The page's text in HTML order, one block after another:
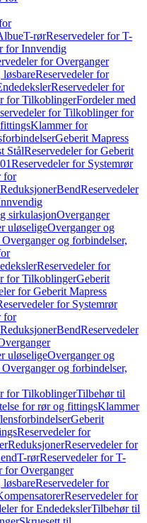
T-rørReservedeler for T-
for Innvendig
for Overganger
løsbareReservedeler for
Reservedeler for
for TilkoblingerFordeler med
for Tilkoblinger for
Klammer for
Geberit Mapress
StålReservedeler for Geberit
Reservedeler for Systemrør
for
BendReservedeler
sirkulasjonOverganger
uløseligeOverganger og
og forbindelser,
Reservedeler for
for TilkoblingerGeberit
for Geberit Mapress
for Systemrør
for
BendReservedeler
uløseligeOverganger og
og forbindelser,
for TilkoblingerTilbehør til
for rør og fittingsKlammer
Geberit
Reservedeler for
ReduksjonerReservedeler for
T-rørReservedeler for T-
for Overganger
løsbareReservedeler for
Reservedeler for
for EndedekslerTilbehør til